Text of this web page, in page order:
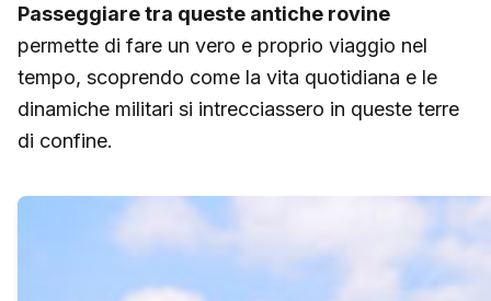
Passeggiare tra queste antiche rovine
permette di fare un vero e proprio viaggio nel
tempo, scoprendo come la vita quotidiana e le
dinamiche militari si intrecciassero in queste terre
di confine.